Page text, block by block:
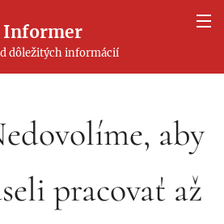
Informer
dôležitých informácií
aby
pracovať až